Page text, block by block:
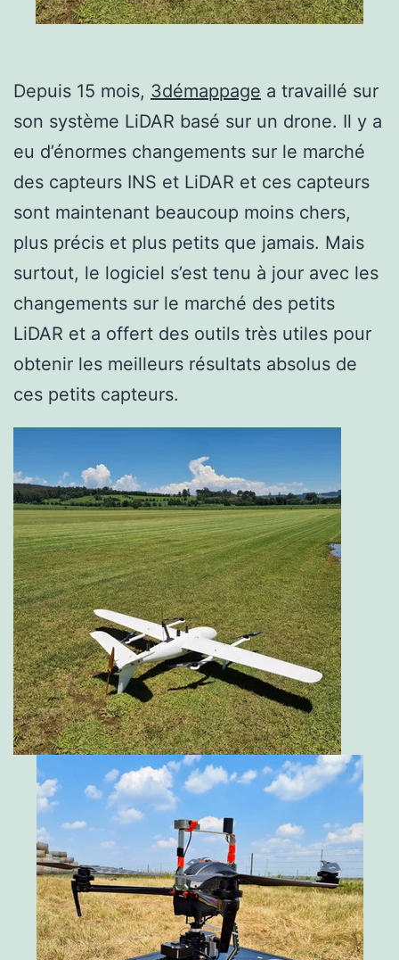
Depuis 15 mois, 3démappage a travaillé sur
son système LiDAR basé sur un drone. Il y a
eu d’énormes changements sur le marché
des capteurs INS et LiDAR et ces capteurs
sont maintenant beaucoup moins chers,
plus précis et plus petits que jamais. Mais
surtout, le logiciel s’est tenu à jour avec les
changements sur le marché des petits
LiDAR et a offert des outils très utiles pour
obtenir les meilleurs résultats absolus de
ces petits capteurs.